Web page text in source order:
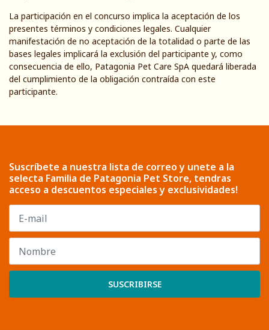
La participación en el concurso implica la aceptación de los
presentes términos y condiciones legales. Cualquier
manifestación de no aceptación de la totalidad o parte de las
bases legales implicará la exclusión del participante y, como
consecuencia de ello, Patagonia Pet Care SpA quedará liberada
del cumplimiento de la obligación contraída con este
participante.
Suscríbete a nuestra lista de correo y unete a la
selecta Familia de Patagonia Pet Store, tendras
acceso a descuentos especiales y exclusividades!
SUSCRIBIRSE